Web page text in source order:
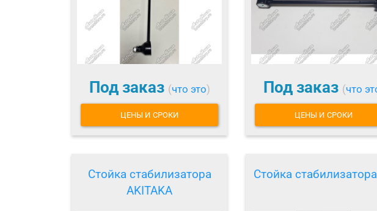
Под заказ (что это)
ЦЕНЫ И СРОКИ
Под заказ (что
ЦЕНЫ И СРОКИ
Стойка стабилизатора
AKITAKA
Стойка